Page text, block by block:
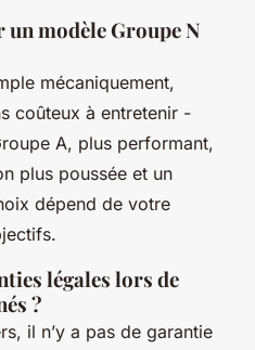
modèle Groupe N
mécaniquement,
coûteux à entretenir -
A, plus performant,
plus poussée et un
dépend de votre
légales lors de
?
il n’y a pas de garantie